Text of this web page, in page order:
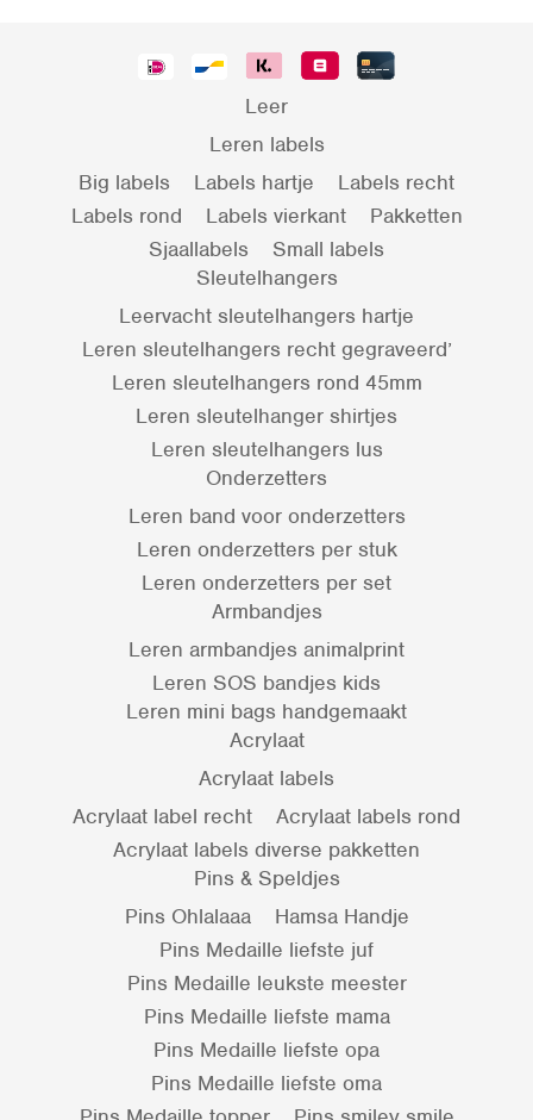
Leer
Leren labels
Big labels
Labels hartje
Labels recht
Labels rond
Labels vierkant
Pakketten
Sjaallabels
Small labels
Sleutelhangers
Leervacht sleutelhangers hartje
Leren sleutelhangers recht gegraveerd’
Leren sleutelhangers rond 45mm
Leren sleutelhanger shirtjes
Leren sleutelhangers lus
Onderzetters
Leren band voor onderzetters
Leren onderzetters per stuk
Leren onderzetters per set
Armbandjes
Leren armbandjes animalprint
Leren SOS bandjes kids
Leren mini bags handgemaakt
Acrylaat
Acrylaat labels
Acrylaat label recht
Acrylaat labels rond
Acrylaat labels diverse pakketten
Pins & Speldjes
Pins Ohlalaaa
Hamsa Handje
Pins Medaille liefste juf
Pins Medaille leukste meester
Pins Medaille liefste mama
Pins Medaille liefste opa
Pins Medaille liefste oma